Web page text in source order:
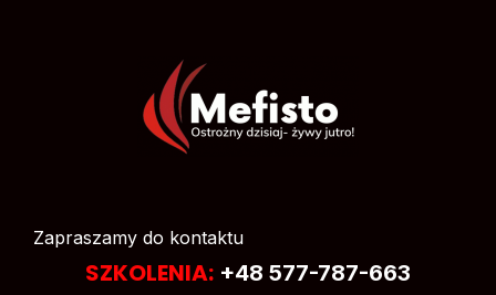
Zapraszamy do kontaktu
SZKOLENIA: +48 577-787-663